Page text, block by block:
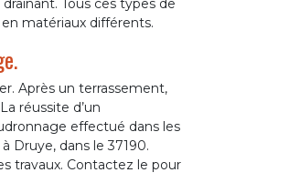
Tous ces types de
matériaux différents.
Après un terrassement,
réussite d’un
effectué dans les
Druye, dans le 37190.
travaux. Contactez le pour